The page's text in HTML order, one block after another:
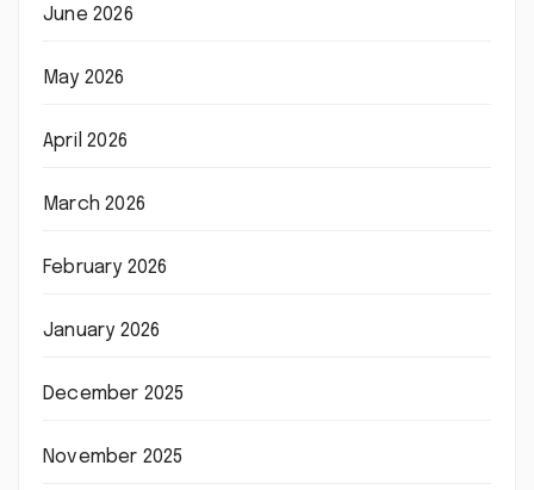
June 2026
May 2026
April 2026
March 2026
February 2026
January 2026
December 2025
November 2025